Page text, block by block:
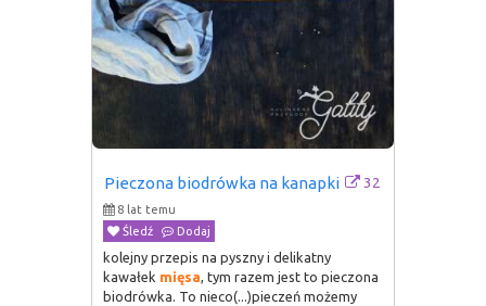
Pieczona biodrówka na kanapki 32
8 lat temu
Śledź
Dodaj
kolejny przepis na pyszny i delikatny
kawałek mięsa, tym razem jest to pieczona
biodrówka. To nieco(...)pieczeń możemy